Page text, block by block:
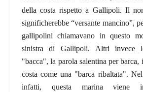
della costa rispetto a Gallipoli. Il
significherebbe “versante mancino”,
gallipolini chiamavano in questo
sinistra di Gallipoli. Altri invece
"bacca", la parola salentina per barca,
costa come una "barca ribaltata".
infatti, questa marina viene